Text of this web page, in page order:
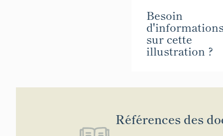
Besoin
sur cette
illustration ?
Références des